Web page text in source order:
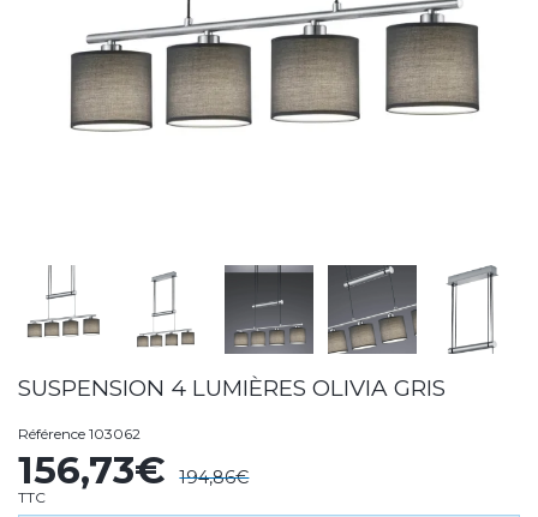
SUSPENSION 4 LUMIÈRES OLIVIA GRIS
Référence 103062
156,73€ 194,86€
TTC